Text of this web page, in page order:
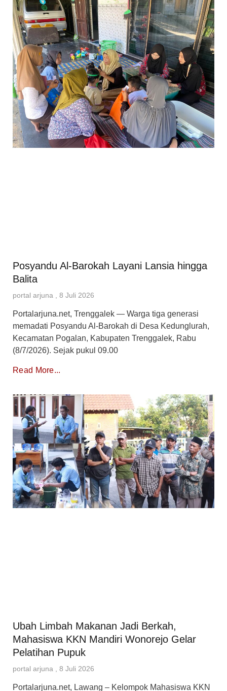
Posyandu Al-Barokah Layani Lansia hingga
Balita
portal arjuna 8 Juli 2026
Portalarjuna.net, Trenggalek — Warga tiga generasi
memadati Posyandu Al-Barokah di Desa Kedunglurah,
Kecamatan Pogalan, Kabupaten Trenggalek, Rabu
(8/7/2026). Sejak pukul 09.00
Read More...
Ubah Limbah Makanan Jadi Berkah,
Mahasiswa KKN Mandiri Wonorejo Gelar
Pelatihan Pupuk
portal arjuna 8 Juli 2026
Portalarjuna.net, Lawang – Kelompok Mahasiswa KKN